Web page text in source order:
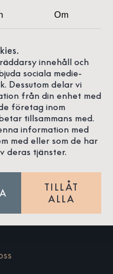
Om
innehåll och
sociala medie-
Dessutom delar vi
från din enhet med
företag inom
tillsammans med.
information med
med eller som de har
deras tjänster.
TILLÅT
ALLA